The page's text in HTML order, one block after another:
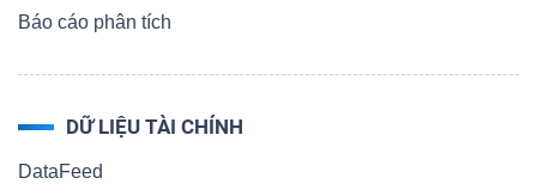
Báo cáo phân tích
DỮ LIỆU TÀI CHÍNH
DataFeed
ngữ
Dịch
vụ